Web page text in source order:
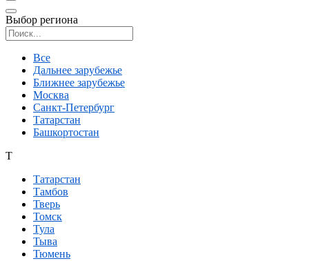
Выбор региона
Все
Дальнее зарубежье
Ближнее зарубежье
Москва
Санкт-Петербург
Татарстан
Башкортостан
Т
Татарстан
Тамбов
Тверь
Томск
Тула
Тыва
Тюмень